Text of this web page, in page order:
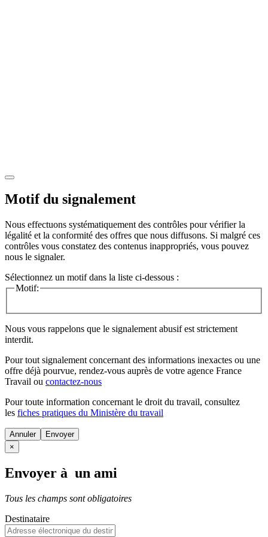
Motif du signalement
Nous effectuons systématiquement des contrôles pour vérifier la
légalité et la conformité des offres que nous diffusons. Si malgré ces
contrôles vous constatez des contenus inappropriés, vous pouvez
nous le signaler.
Sélectionnez un motif dans la liste ci-dessous :
Motif:
Nous vous rappelons que le signalement abusif est strictement
interdit.
Pour tout signalement concernant des informations inexactes ou une
offre déjà pourvue, rendez-vous auprès de votre agence France
Travail ou contactez-nous
Pour toute information concernant le droit du travail, consultez
les fiches pratiques du Ministère du travail
Annuler
×
Envoyer à un ami
Tous les champs sont obligatoires
Destinataire